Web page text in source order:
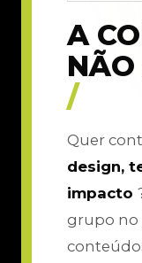
A
/
Quer
design,
impacto
grupo no